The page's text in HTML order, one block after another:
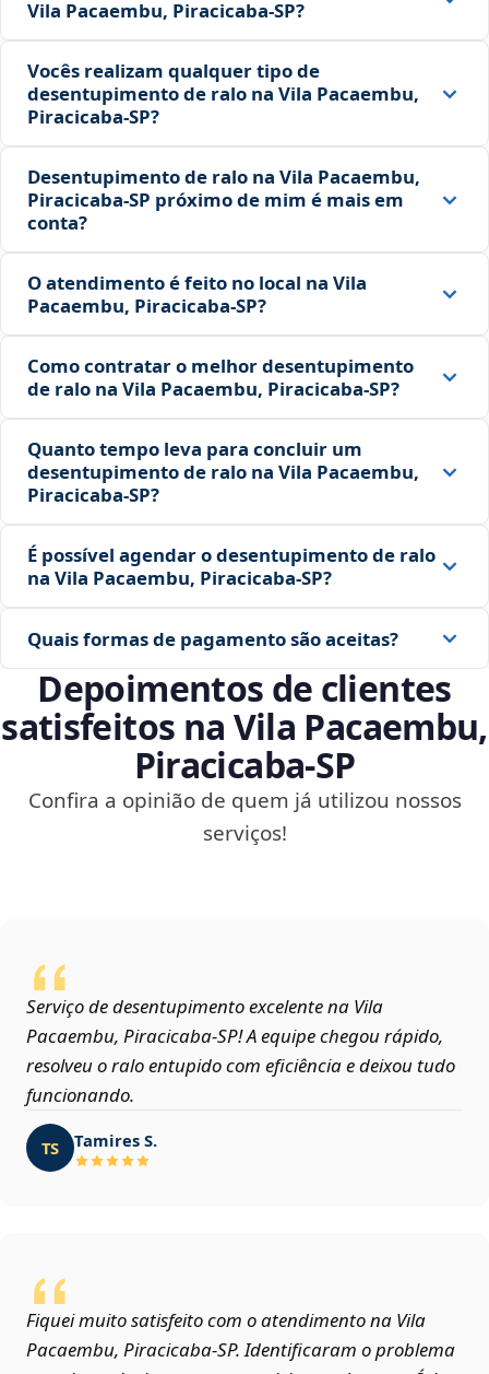
Vila Pacaembu, Piracicaba‑SP?
Vocês realizam qualquer tipo de
desentupimento de ralo na Vila Pacaembu,
Piracicaba‑SP?
Desentupimento de ralo na Vila Pacaembu,
Piracicaba‑SP próximo de mim é mais em
conta?
O atendimento é feito no local na Vila
Pacaembu, Piracicaba‑SP?
Como contratar o melhor desentupimento
de ralo na Vila Pacaembu, Piracicaba‑SP?
Quanto tempo leva para concluir um
desentupimento de ralo na Vila Pacaembu,
Piracicaba‑SP?
É possível agendar o desentupimento de ralo
na Vila Pacaembu, Piracicaba‑SP?
Quais formas de pagamento são aceitas?
Depoimentos de clientes
satisfeitos na Vila Pacaembu,
Piracicaba‑SP
Confira a opinião de quem já utilizou nossos
serviços!
Serviço de desentupimento excelente na Vila
Pacaembu, Piracicaba‑SP! A equipe chegou rápido,
resolveu o ralo entupido com eficiência e deixou tudo
funcionando.
TS Tamires S.
Fiquei muito satisfeito com o atendimento na Vila
Pacaembu, Piracicaba‑SP. Identificaram o problema